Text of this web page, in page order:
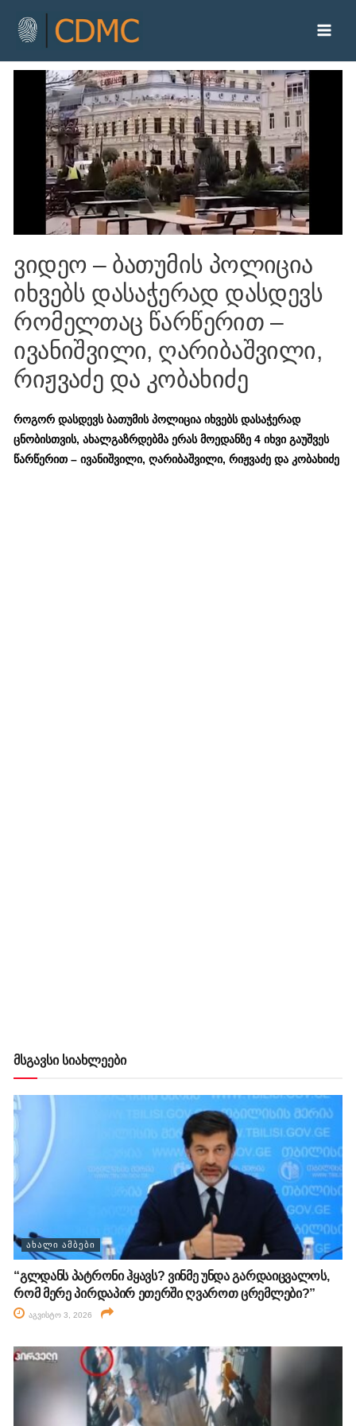
ვიდეო – ბათუმის პოლიცია
იხვებს დასაჭერად დასდევს
რომელთაც წარწერით –
ივანიშვილი, ღარიბაშვილი,
რიჟვაძე და კობახიძე
როგორ დასდევს ბათუმის პოლიცია იხვებს დასაჭერად
ცნობისთვის, ახალგაზრდებმა ერას მოედანზე 4 იხვი გაუშვეს
წარწერით – ივანიშვილი, ღარიბაშვილი, რიჟვაძე და კობახიძე
მსგავსი სიახლეები
ᲐᲮᲐᲚᲘ ᲐᲛᲑᲔᲑᲘ
“გლდანს პატრონი ჰყავს? ვინმე უნდა გარდაიცვალოს,
რომ მერე პირდაპირ ეთერში ღვაროთ ცრემლები?”
აგვისტო 3, 2026